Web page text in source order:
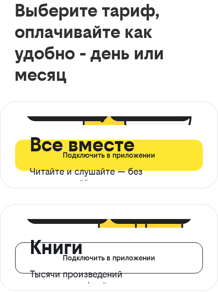
Выберите тариф,
оплачивайте как
удобно - день или
месяц
Все вместе
Читайте и слушайте — без
ограничений*
Подключить в приложении
Книги
Тысячи произведений
с доступом офлайн
Подключить в приложении